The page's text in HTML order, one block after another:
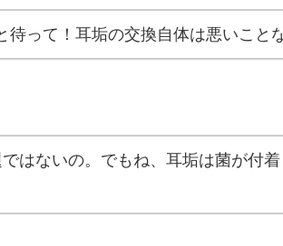
待って！耳垢の交換自体は悪いこと
はないの。でもね、耳垢は菌が付